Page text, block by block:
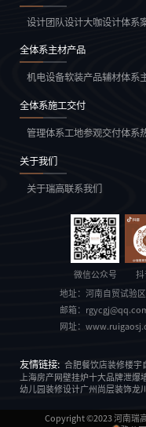
设计团队设计大咖设计体系
全体系主材产品
机电设备软装产品辅材体系
全体系施工交付
管理体系工地参观交付体系
关于我们
关于瑞高联系我们
微信公众号 抖
地址： 河南自贸试验
邮箱：
网址：
友情链接: 合肥餐饮店装修楼宇
上海房产网壁挂炉十大品牌泄爆
幼儿园装修设计广州尚层装饰龙
Copyright ©2023河南瑞